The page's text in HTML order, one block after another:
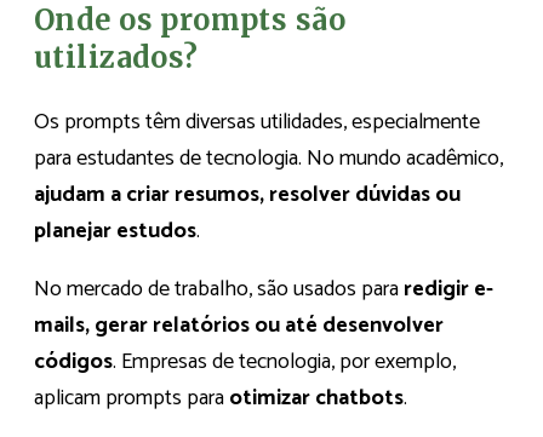
Onde os prompts são
utilizados?
Os prompts têm diversas utilidades, especialmente
para estudantes de tecnologia. No mundo acadêmico,
ajudam a criar resumos, resolver dúvidas ou
planejar estudos.
No mercado de trabalho, são usados pararedigir e-
mails, gerar relatórios ou até desenvolver
códigos. Empresas de tecnologia, por exemplo,
aplicam prompts paraotimizar chatbots.